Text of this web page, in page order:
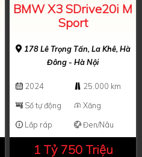
BMW X3 SDrive20i M
Sport
178 Lê Trọng Tấn, La Khê, Hà
Đông - Hà Nội
2024
25.000 km
Số tự động
Xăng
Lắp ráp
Đen/Nâu
1 Tỷ 750 Triệu